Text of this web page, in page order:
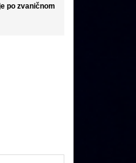
po zvaničnom